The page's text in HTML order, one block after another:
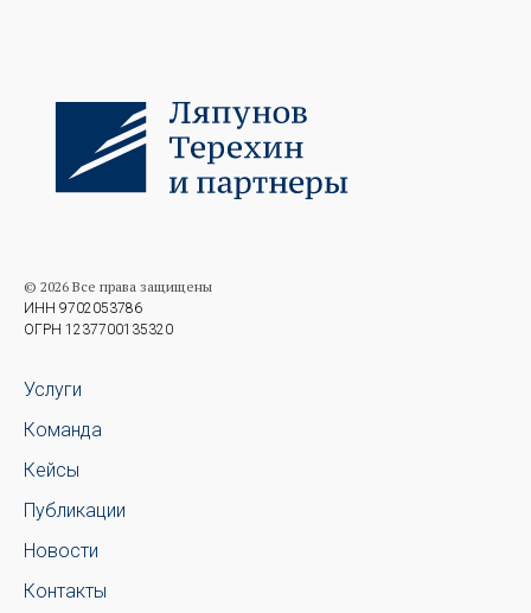
© 2026 Все права защищены
ИНН 9702053786
ОГРН 1237700135320
Услуги
Команда
Кейсы
Публикации
Новости
Контакты